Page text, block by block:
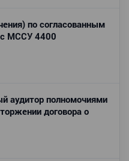
по согласованным
с МССУ 4400
аудитор полномочиями
договора о